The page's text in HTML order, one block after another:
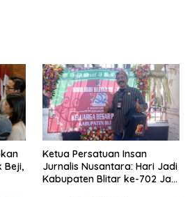
Beji,
Ketua Persatuan Insan
Jurnalis Nusantara: Hari Jadi
Kabupaten Blitar ke-702 Jadi